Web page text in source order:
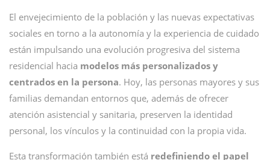
El envejecimiento de la población y las nuevas expectativas
sociales en torno a la autonomía y la experiencia de cuidado
están impulsando una evolución progresiva del sistema
residencial hacia modelos más personalizados y
centrados en la persona. Hoy, las personas mayores y sus
familias demandan entornos que, además de ofrecer
atención asistencial y sanitaria, preserven la identidad
personal, los vínculos y la continuidad con la propia vida.
Esta transformación también está redefiniendo el papel